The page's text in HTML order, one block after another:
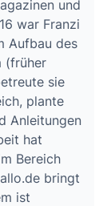
Partner
ist die
muss
und
war Franzi
Aufbau des
(früher
sie
plante
Anleitungen
hat
Bereich
bringt
ist